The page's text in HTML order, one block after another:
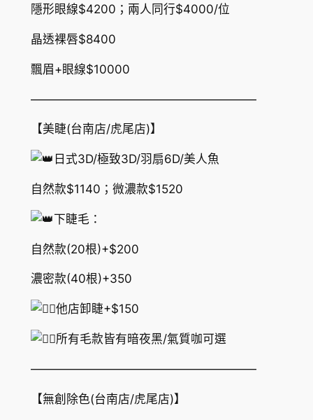
隱形眼線$4200；兩人同行$4000/位
晶透裸唇$8400
飄眉+眼線$10000
———————————————————
【美睫(台南店/虎尾店)】
日式3D/極致3D/羽扇6D/美人魚
自然款$1140；微濃款$1520
下睫毛：
自然款(20根)+$200
濃密款(40根)+350
他店卸睫+$150
所有毛款皆有暗夜黑/氣質咖可選
———————————————————
【無創除色(台南店/虎尾店)】